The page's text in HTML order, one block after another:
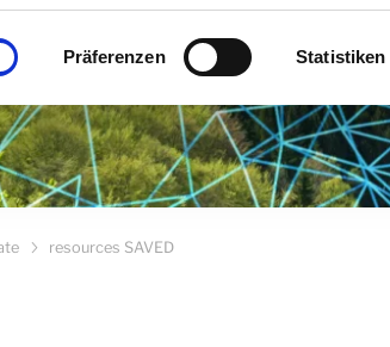
Drittstaaten ein. Erst wenn Sie Buttons
Ihre IP-Adresse wird dabei an
Anbieter können Sie sich auf deren Seiten
sie unterdatenschutz@interzero.de
Datenschutzerklärung.
Präferenzen Statistiken
resources SAVED